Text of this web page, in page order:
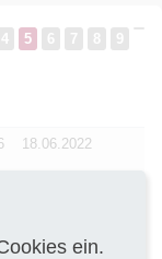
4 5 6 7 8 9
18.06.2022
15.06.2022
ein.